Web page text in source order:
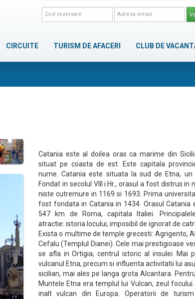
CIRCUITE TURISM DE AFACERI CLUB DE
Catania este al doilea oras ca marime din
situat pe coasta de est. Este capitala
nume. Catania este situata la sud de Etna, un
Fondat in secolul VIII i.Hr., orasul a fost distrus in
niste cutremure in 1169 si 1693. Prima
fost fondata in Catania in 1434. Orasul Catania
547 km de Roma, capitala Italiei.
atractie: istoria locului, imposibil de ignorat de
Exista o multime de temple grecesti: Agrigento,
Cefalu (Templul Dianei). Cele mai prestigioase
se afla in Ortigia, centrul istoric al insulei. Mai
vulcanul Etna, precum si influenta activitatii lui
sicilian, mai ales pe langa grota Alcantara.
Muntele Etna era templul lui Vulcan, zeul
inalt vulcan din Europa. Operatorii de